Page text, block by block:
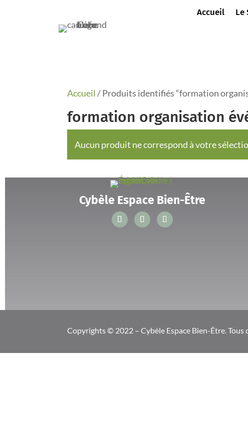
Accueil Le
Accueil / Produits identifiés “formation
formation organisation
Aucun produit ne correspond à votre
Cybèle Espace Bien-Être
Copyrights © 2022 – Cybèle Espace Bien-Être.